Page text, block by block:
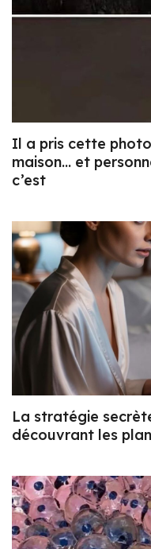
Il a pris cette
maison… et
c’est
La stratégie
découvrant les